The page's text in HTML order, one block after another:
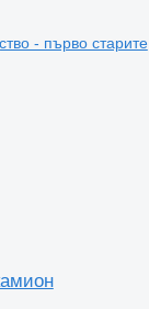
- първо старите